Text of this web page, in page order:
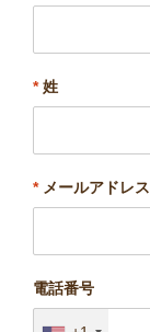
*姓
*メールアドレス
電話番号